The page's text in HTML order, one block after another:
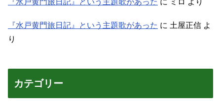
『水戸黄門旅日記』という主題歌があった に ミロ より
『水戸黄門旅日記』という主題歌があった に 土屋正信 よ
り
カテゴリー